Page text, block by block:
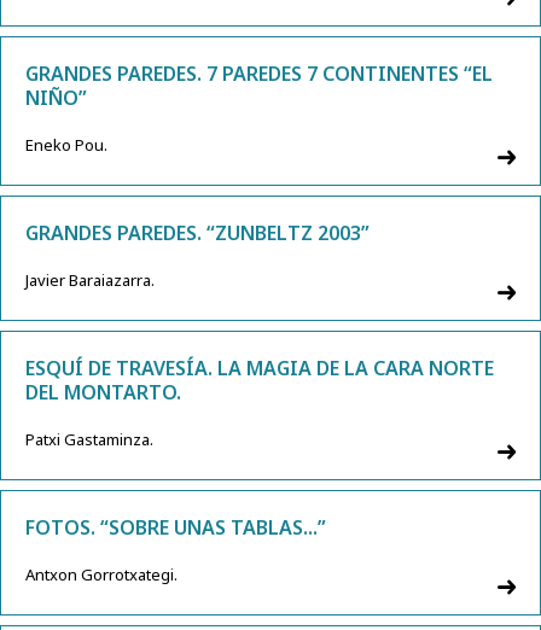
GRANDES PAREDES. 7 PAREDES 7 CONTINENTES “EL
NIÑO”
Eneko Pou.
GRANDES PAREDES. “ZUNBELTZ 2003”
Javier Baraiazarra.
ESQUÍ DE TRAVESÍA. LA MAGIA DE LA CARA NORTE
DEL MONTARTO.
Patxi Gastaminza.
FOTOS. “SOBRE UNAS TABLAS...”
Antxon Gorrotxategi.